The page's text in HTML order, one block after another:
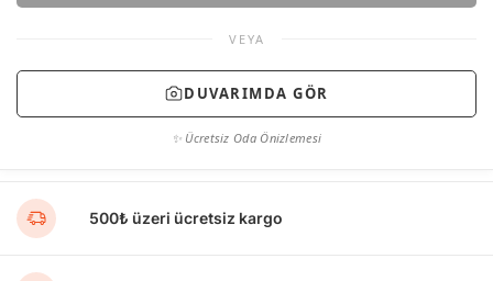
VEYA
DUVARIMDA GÖR
✨ Ücretsiz Oda Önizlemesi
500₺ üzeri ücretsiz kargo